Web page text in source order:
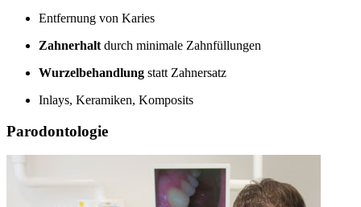
Entfernung von Karies
Zahnerhalt durch minimale Zahnfüllungen
Wurzelbehandlung statt Zahnersatz
Inlays, Keramiken, Komposits
Parodontologie